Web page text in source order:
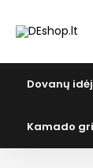
prie
turinio
Dovanų
Kamado